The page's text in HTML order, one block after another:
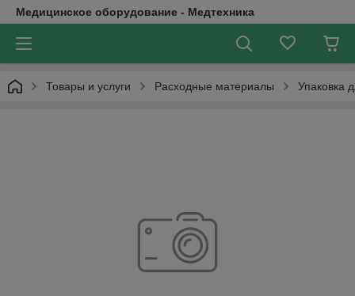
Медицинское оборудование - Медтехника
Товары и услуги Расходные материалы Упаковка